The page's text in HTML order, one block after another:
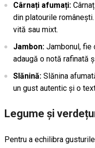
Cârnați afumați:
din platourile
vită sau mixt.
Jambon:Jambonul, fie
adaugă o notă rafinată
Slănină:Slănina
un gust autentic și o
Legume și
Pentru a echilibra